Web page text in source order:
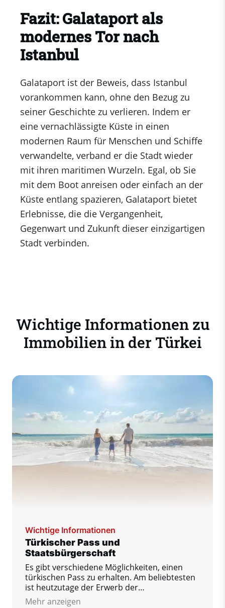
Fazit: Galataport als
modernes Tor nach
Istanbul
Galataport ist der Beweis, dass Istanbul
vorankommen kann, ohne den Bezug zu
seiner Geschichte zu verlieren. Indem er
eine vernachlässigte Küste in einen
modernen Raum für Menschen und Schiffe
verwandelte, verband er die Stadt wieder
mit ihren maritimen Wurzeln. Egal, ob Sie
mit dem Boot anreisen oder einfach an der
Küste entlang spazieren, Galataport bietet
Erlebnisse, die die Vergangenheit,
Gegenwart und Zukunft dieser einzigartigen
Stadt verbinden.
Wichtige Informationen zu
Immobilien in der Türkei
Wichtige Informationen
Türkischer Pass und
Staatsbürgerschaft
Es gibt verschiedene Möglichkeiten, einen
türkischen Pass zu erhalten. Am beliebtesten
ist heutzutage der Erwerb der
Staatsbürgerschaft durch den Kauf einer
Mehr anzeigen